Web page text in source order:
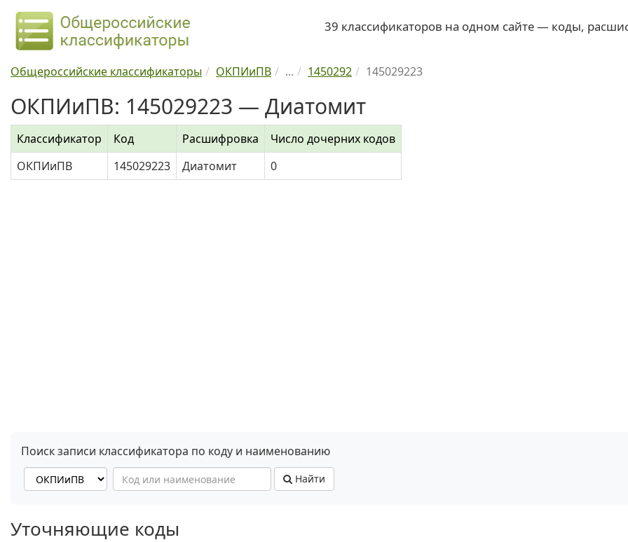
39 классификаторов на одном сайте — коды,
Общероссийские классификаторы ОКПИиПВ ... 1450292 145029223
ОКПИиПВ: 145029223 — Диатомит
Классификатор Код Расшифровка
Число дочерних кодов
ОКПИиПВ
145029223 Диатомит 0
Поиск записи классификатора по коду и наименованию
Найти
Уточняющие коды